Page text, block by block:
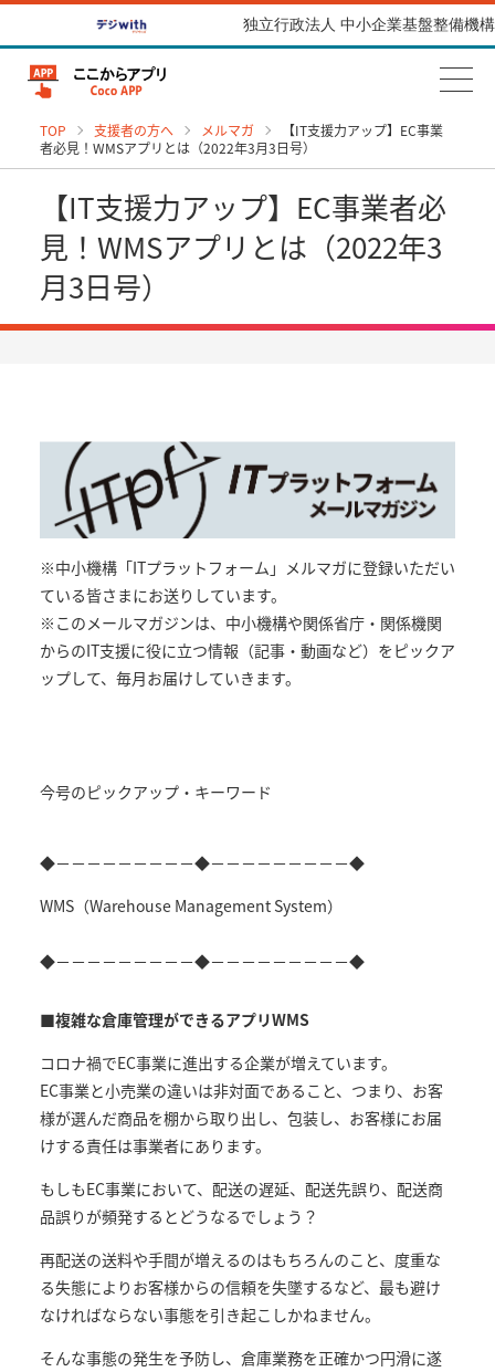
独立行政法人 中小企業基盤整備機構
TOP 支援者の方へ メルマガ
【IT支援力アップ】EC事業
者必見！WMSアプリとは（2022年3月3日号）
【IT支援力アップ】EC事業者必
見！WMSアプリとは（2022年3
月3日号）
※中小機構「ITプラットフォーム」メルマガに登録いただい
ている皆さまにお送りしています。
※このメールマガジンは、中小機構や関係省庁・関係機関
からのIT支援に役に立つ情報（記事・動画など）をピックア
ップして、毎月お届けしていきます。
今号のピックアップ・キーワード
◆－－－－－－－－－◆－－－－－－－－－◆
WMS（Warehouse Management System）
◆－－－－－－－－－◆－－－－－－－－－◆
■複雑な倉庫管理ができるアプリWMS
コロナ禍でEC事業に進出する企業が増えています。
EC事業と小売業の違いは非対面であること、つまり、お客
様が選んだ商品を棚から取り出し、包装し、お客様にお届
けする責任は事業者にあります。
もしもEC事業において、配送の遅延、配送先誤り、配送商
品誤りが頻発するとどうなるでしょう？
再配送の送料や手間が増えるのはもちろんのこと、度重な
る失態によりお客様からの信頼を失墜するなど、最も避け
なければならない事態を引き起こしかねません。
そんな事態の発生を予防し、倉庫業務を正確かつ円滑に遂